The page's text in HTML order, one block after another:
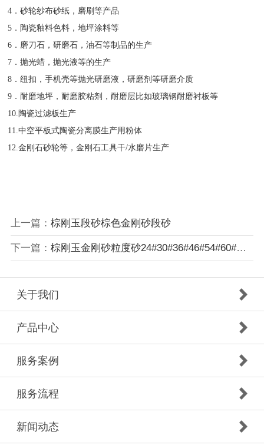
4．砂轮纱布砂纸，磨刷等产品
5．陶瓷釉料色料，地坪涂料等
6．磨刀石，研磨石，油石等制品的生产
7．抛光蜡，抛光液等的生产
8．纽扣，手机壳等抛光研磨液，研磨剂等研磨介质
9．耐磨地坪，耐磨胶粘剂，耐磨层比如玻璃钢耐磨衬板等
10.陶瓷过滤板生产
11.中空平板式陶瓷分离膜生产用粉体
12.金刚石砂轮等，金刚石工具干/水磨片生产
上一篇： 棕刚玉段砂棕色金刚砂段砂
下一篇： 棕刚玉金刚砂粒度砂24#30#36#46#54#60#喷砂喷丸处理用
关于我们
产品中心
服务案例
服务流程
新闻动态